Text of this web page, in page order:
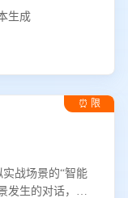
生成
⏰ 限
战场景的“智能
发生的对话，企